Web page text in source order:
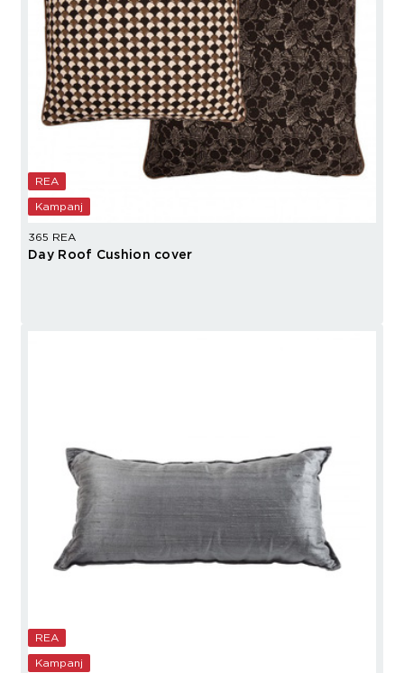
REA
Kampanj
365 REA
Day Roof Cushion cover
REA
Kampanj